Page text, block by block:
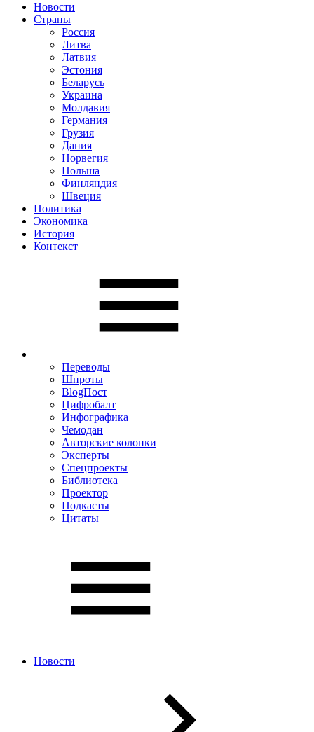
Новости
Страны
Россия
Литва
Латвия
Эстония
Беларусь
Украина
Молдавия
Германия
Грузия
Дания
Норвегия
Польша
Финляндия
Швеция
Политика
Экономика
История
Контекст
Переводы
Шпроты
BlogПост
Цифробалт
Инфографика
Чемодан
Авторские колонки
Эксперты
Спецпроекты
Библиотека
Проектор
Подкасты
Цитаты
Новости